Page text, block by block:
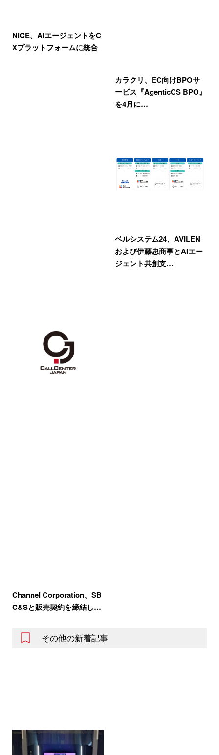
NiCE、AIエージェントをC
Xプラットフォームに統合
カラクリ、EC向けBPOサ
ービス『AgenticCS BPO』
を4月に…
Channel Corporation、SB
C&Sと販売契約を締結し…
ベルシステム24、AVILEN
および伊藤忠商事とAIエー
ジェント共創支…
その他の新着記事